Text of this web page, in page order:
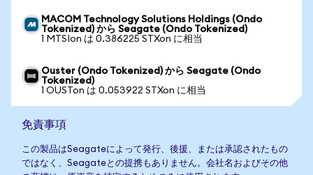
MACOM Technology Solutions Holdings (Ondo
Tokenized) から Seagate (Ondo Tokenized)
1 MTSIon は 0.386225 STXon に相当
Ouster (Ondo Tokenized) から Seagate (Ondo
Tokenized)
1 OUSTon は 0.053922 STXon に相当
免責事項
この製品はSeagateによって発行、後援、または承認されたもの
ではなく、Seagateとの提携もありません。会社名およびその他